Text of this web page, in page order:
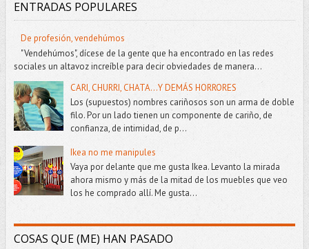
ENTRADAS POPULARES
De profesión, vendehúmos
"Vendehúmos", dícese de la gente que ha encontrado en las redes
sociales un altavoz increíble para decir obviedades de manera...
CARI, CHURRI, CHATA...Y DEMÁS HORRORES
Los (supuestos) nombres cariñosos son un arma de doble
filo. Por un lado tienen un componente de cariño, de
confianza, de intimidad, de p...
Ikea no me manipules
Vaya por delante que me gusta Ikea. Levanto la mirada
ahora mismo y más de la mitad de los muebles que veo
los he comprado allí. Me gusta...
COSAS QUE (ME) HAN PASADO